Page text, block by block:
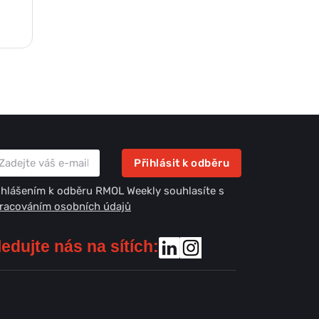
Přihlásit k odběru
k odběru RMOL Weekly souhlasíte s
osobních údajů
nás na sítích: